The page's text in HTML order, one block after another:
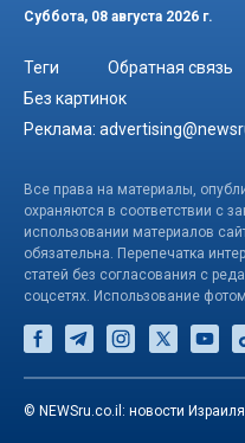
Суббота, 08 августа 2026 г.
Теги Обратная связь
Без картинок
Реклама:
Все права на материалы,
охраняются в соответствии с
использовании материалов
обязательна. Перепечатка
статей без согласования с
соцсетях. Использование
© NEWSru.co.il: новости